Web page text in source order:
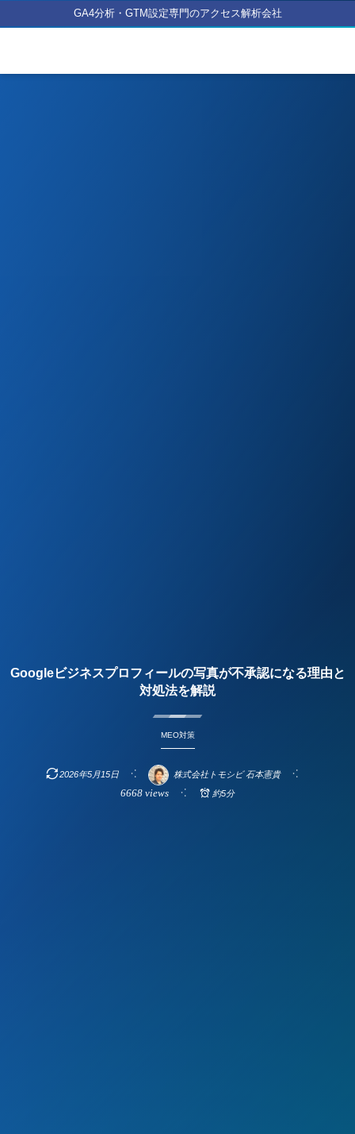
GA4分析・GTM設定専門のアクセス解析会社
Googleビジネスプロフィールの写真が不承認になる理由と
対処法を解説
MEO対策
2026年5月15日 株式会社トモシビ 石本憲貴
6668 views 約5分